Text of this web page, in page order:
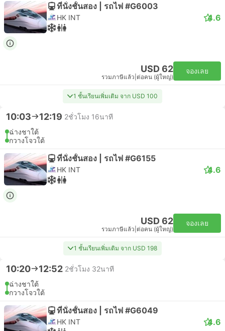
ที่นั่งชั้นสอง | รถไฟ #G6003
HK INT 4.6
USD 62
รวมภาษีแล้ว ต่อคน (ผู้ใหญ่)
จองเลย
1 ชั้นเรียนเพิ่มเติม จาก USD 100
10:03 12:19 2ชั่วโมง 16นาที
ฉ่างชาใต้
กวางโจวใต้
ที่นั่งชั้นสอง | รถไฟ #G6155
HK INT 4.6
USD 62
รวมภาษีแล้ว ต่อคน (ผู้ใหญ่)
จองเลย
1 ชั้นเรียนเพิ่มเติม จาก USD 198
10:20 12:52 2ชั่วโมง 32นาที
ฉ่างชาใต้
กวางโจวใต้
ที่นั่งชั้นสอง | รถไฟ #G6049
HK INT 4.6